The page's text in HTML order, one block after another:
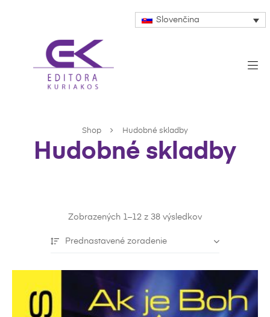
Slovenčina
Shop Hudobné skladby
Hudobné skladby
Zobrazených 1–12 z 38 výsledkov
Prednastavené zoradenie